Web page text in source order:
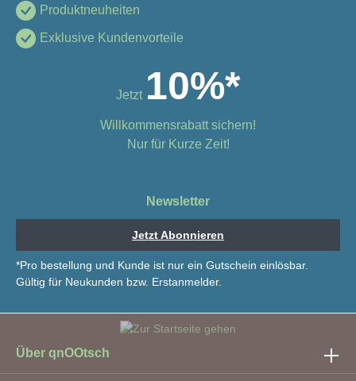
Produktneuheiten
Exklusive Kundenvorteile
Jetzt 10%*
Willkommensrabatt sichern!
Nur für Kurze Zeit!
Newsletter
Jetzt Abonnieren
*Pro bestellung und Kunde ist nur ein Gutschein einlösbar.
Gültig für Neukunden bzw. Erstanmelder.
Über qnOOtsch